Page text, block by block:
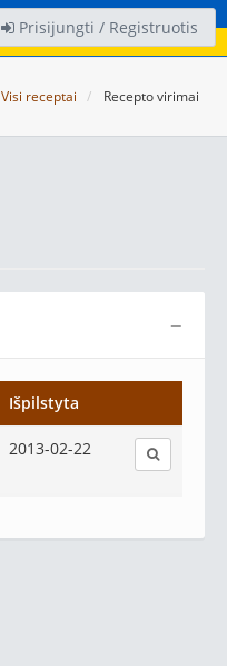
Prisijungti / Registruotis
Visi receptai Recepto virimai
−
Išpilstyta
2013-02-22